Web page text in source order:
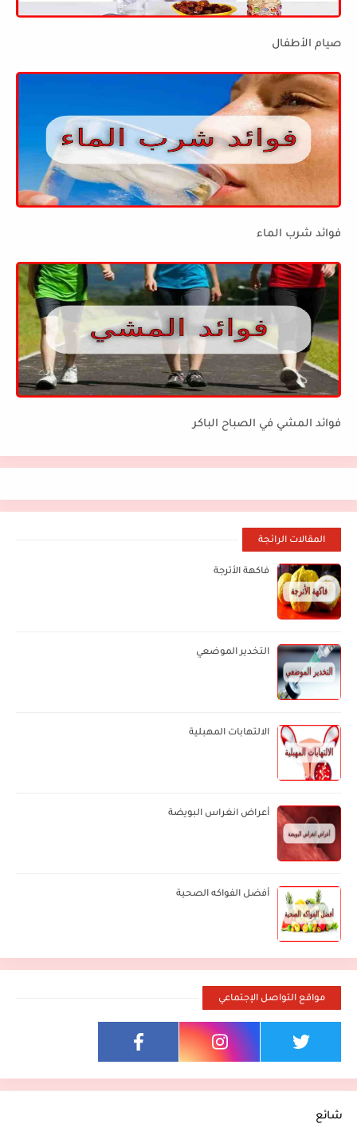
صيام الأطفال
فوائد شرب الماء
فوائد المشي في الصباح الباكر
المقالات الرائجة
فاكهة الأترجة
التخدير الموضعي
الالتهابات المهبلية
أعراض انغراس البويضة
أفضل الفواكه الصحية
مواقع التواصل الإجتماعي
شائع